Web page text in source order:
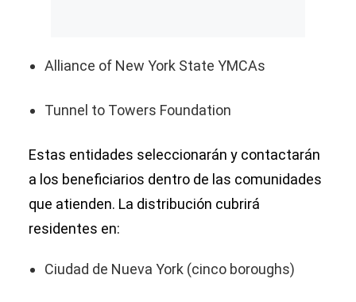
Alliance of New York State YMCAs
Tunnel to Towers Foundation
Estas entidades seleccionarán y contactarán
a los beneficiarios dentro de las comunidades
que atienden. La distribución cubrirá
residentes en:
Ciudad de Nueva York (cinco boroughs)